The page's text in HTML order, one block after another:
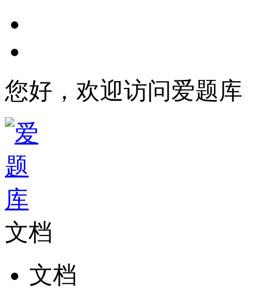
您好，欢迎访问爱题库
文档
文档